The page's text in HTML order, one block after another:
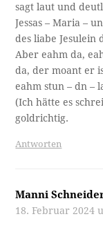
sagt laut und
Jessas – Maria –
des liabe Jesulein
Aber eahm da,
da, der moant er
eahm stun – dn –
(Ich hätte es
goldrichtig.
Antworten
Manni
18. Februar 2024